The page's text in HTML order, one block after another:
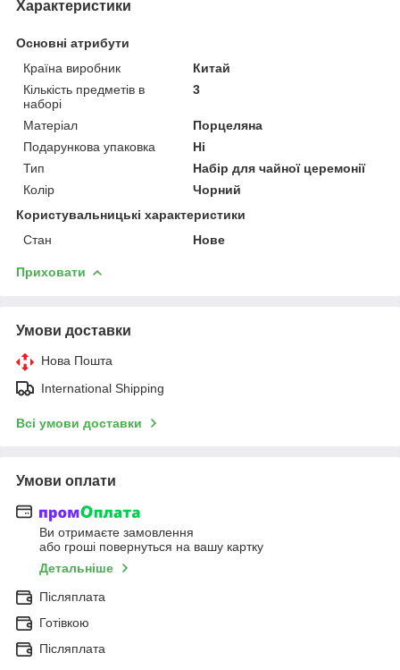
Характеристики
Основні атрибути
Країна виробник
Китай
Кількість предметів в
наборі
3
Матеріал
Порцеляна
Подарункова упаковка
Ні
Тип
Набір для чайної церемонії
Колір
Чорний
Користувальницькі характеристики
Стан
Нове
Приховати
Умови доставки
Нова Пошта
International Shipping
Всі умови доставки
Умови оплати
Ви отримаєте замовлення
або гроші повернуться на вашу картку
Детальніше
Післяплата
Готівкою
Післяплата